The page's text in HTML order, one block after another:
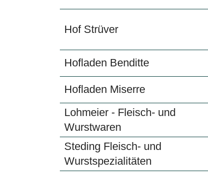
Hof Strüver
Hofladen Benditte
Hofladen Miserre
Lohmeier - Fleisch- und
Wurstwaren
Steding Fleisch- und
Wurstspezialitäten